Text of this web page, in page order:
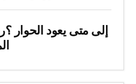
إلى متى يعود الحوار